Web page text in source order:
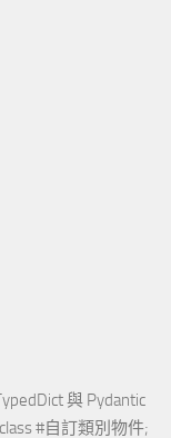
與 Pydantic
#自訂類別物件;